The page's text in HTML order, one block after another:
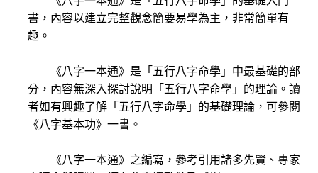
書，內容以建立完整觀念簡要易學為主，非常簡單有
趣。
《八字一本通》是「五行八字命學」中最基礎的部
分，內容無深入探討說明「五行八字命學」的理論。讀
者如有興趣了解「五行八字命學」的基礎理論，可參閱
《八字基本功》一書。
《八字一本通》之編寫，參考引用諸多先賢、專家